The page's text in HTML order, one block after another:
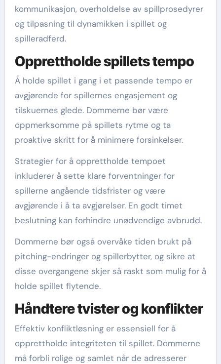
kommunikasjon, overholdelse av spillprosedyrer
og tilpasning til dynamikken i spillet og
spilleradferd.
Opprettholde spillets tempo
Å holde spillet i gang i et passende tempo er
avgjørende for spillernes engasjement og
tilskuernes glede. Dommerne bør være
oppmerksomme på spillets rytme og ta
proaktive skritt for å minimere forsinkelser.
Strategier for å opprettholde tempoet
inkluderer å sette klare forventninger for
spillerne angående tidsfrister og være
avgjørende i å ta avgjørelser. En godt timet
beslutning kan forhindre unødvendige avbrudd.
Dommerne bør også overvåke tiden brukt på
pitching-endringer og spillerbytter, og sikre at
disse overgangene skjer så raskt som mulig for å
holde spillet flytende.
Håndtere tvister og konflikter
Effektiv konfliktløsning er essensiell for å
opprettholde integriteten til spillet. Dommerne
må forbli rolige og samlet når de adresserer